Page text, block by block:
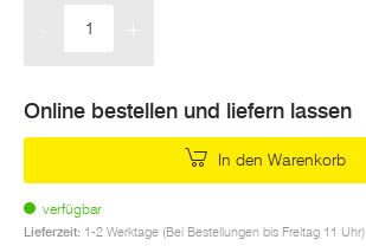
Online bestellen und liefern lassen
In den Warenkorb
verfügbar
Lieferzeit: 1-2 Werktage (Bei Bestellungen bis Freitag 11 Uhr)